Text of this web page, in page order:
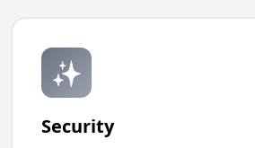
✨
Security